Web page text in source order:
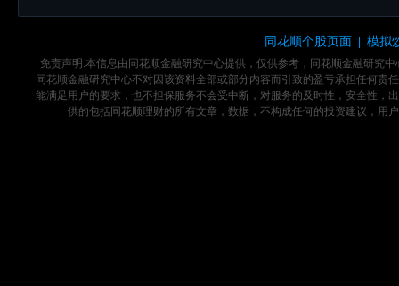
同花顺个股页面 | 模拟
免责声明:本信息由同花顺金融研究中心提供，仅供参考，同花顺金融研究
同花顺金融研究中心不对因该资料全部或部分内容而引致的盈亏承担任何
能满足用户的要求，也不担保服务不会受中断，对服务的及时性，安全性，
供的包括同花顺理财的所有文章，数据，不构成任何的投资建议，用